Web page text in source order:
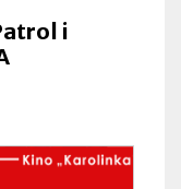
i